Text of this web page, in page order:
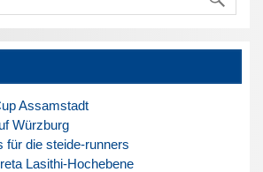
Assamstadt
Würzburg
für die steide-runners
Lasithi-Hochebene